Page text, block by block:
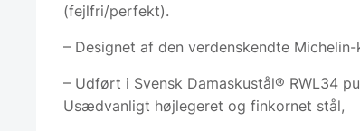
(fejlfri/perfekt).
– Designet af den verdenskendte
– Udført i Svensk Damaskustål® RWL34
Usædvanligt højlegeret og finkornet stål,